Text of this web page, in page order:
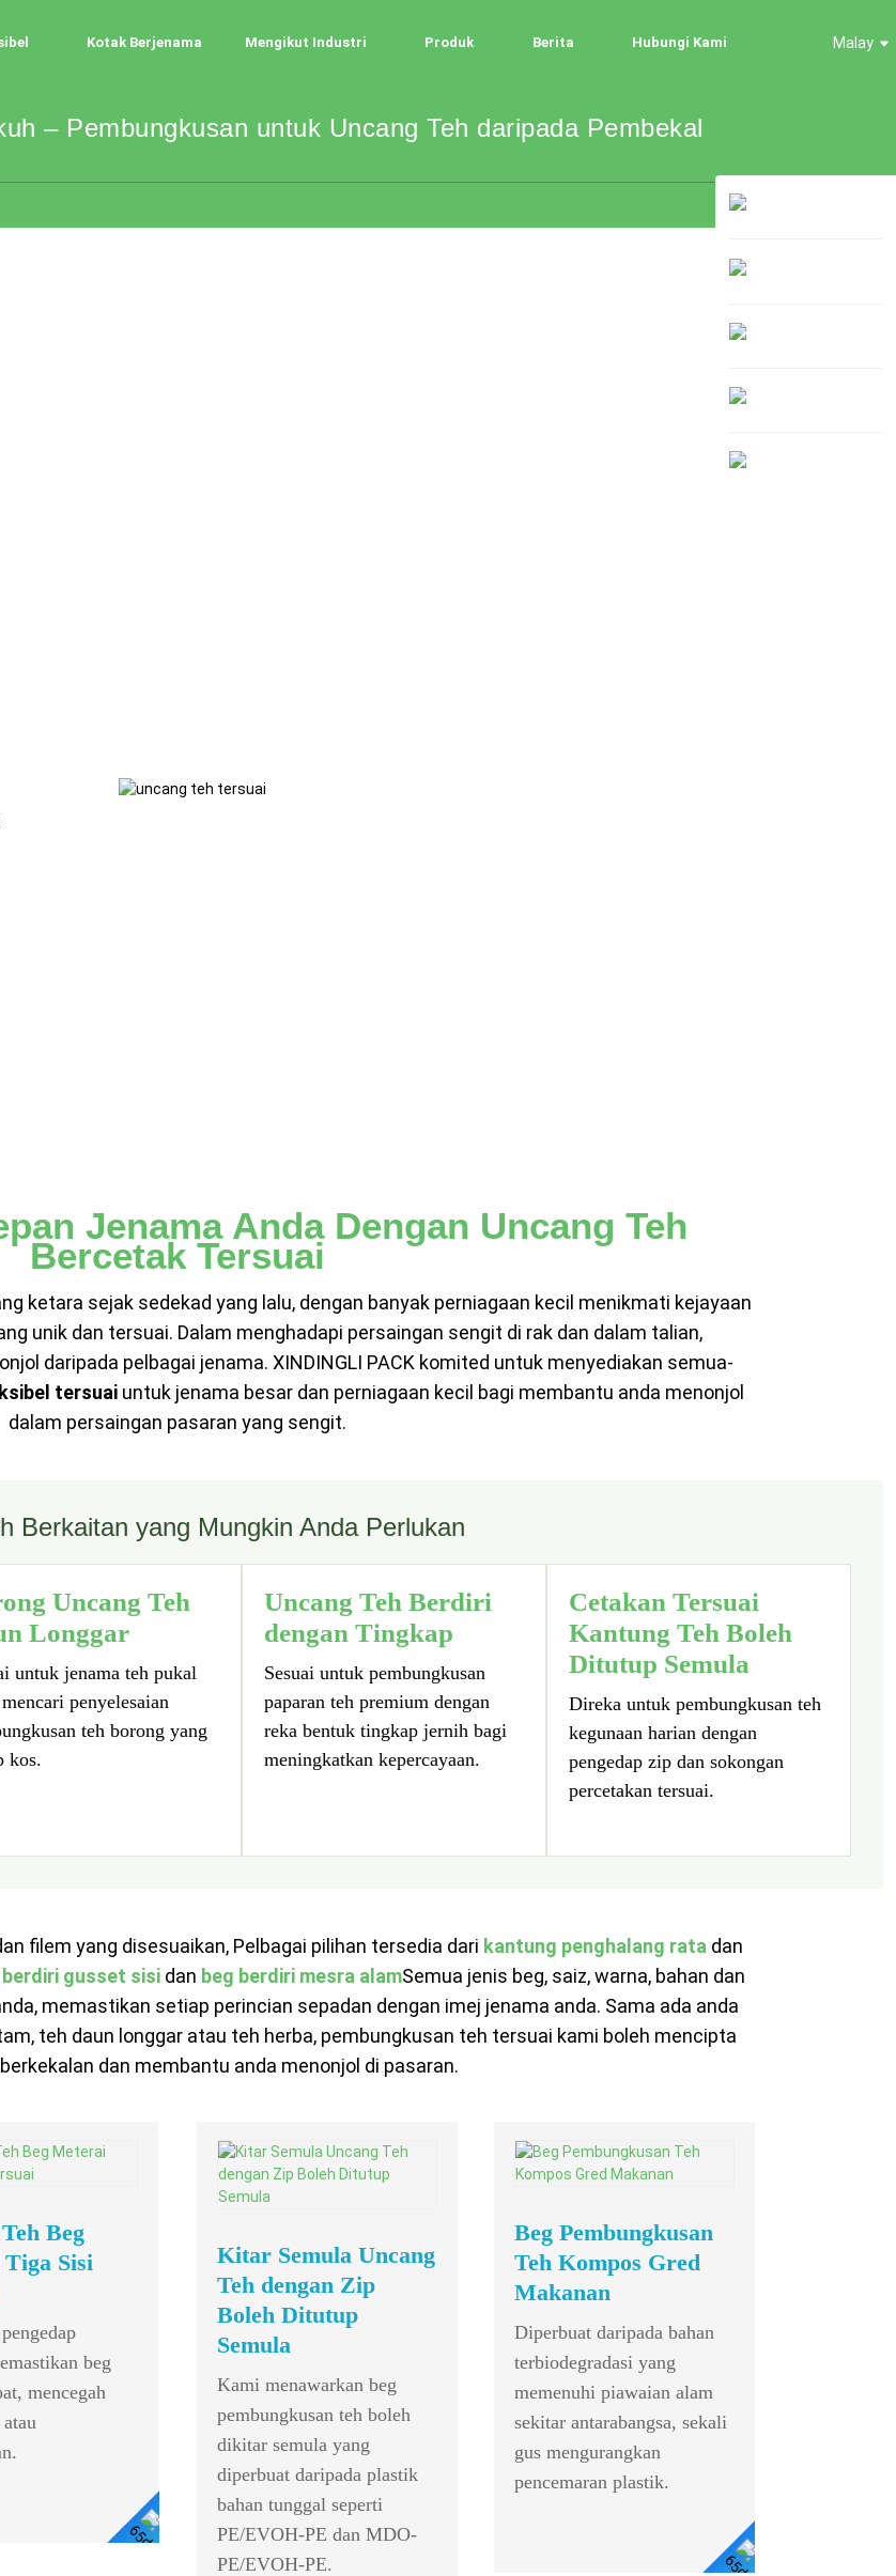
Kotak Berjenama Mengikut Industri Produk Berita Hubungi Kami Malay
– Pembungkusan untuk Uncang Teh daripada Pembekal
Jenama Anda Dengan Uncang Teh
Bercetak Tersuai
ketara sejak sedekad yang lalu, dengan banyak perniagaan kecil menikmati kejayaan
unik dan tersuai. Dalam menghadapi persaingan sengit di rak dan dalam talian,
daripada pelbagai jenama. XINDINGLI PACK komited untuk menyediakan semua-
tersuaiuntuk jenama besar dan perniagaan kecil bagi membantu anda menonjol
dalam persaingan pasaran yang sengit.
Berkaitan yang Mungkin Anda Perlukan
Uncang Teh
Longgar
untuk jenama teh pukal
penyelesaian
teh borong yang
kos.
Uncang Teh Berdiri
dengan Tingkap
Sesuai untuk pembungkusan
paparan teh premium dengan
reka bentuk tingkap jernih bagi
meningkatkan kepercayaan.
Cetakan Tersuai
Kantung Teh Boleh
Ditutup Semula
Direka untuk pembungkusan teh
kegunaan harian dengan
pengedap zip dan sokongan
percetakan tersuai.
filem yang disesuaikan, Pelbagai pilihan tersedia dari kantung penghalang rata dan
gusset sisi dan beg berdiri mesra alamSemua jenis beg, saiz, warna, bahan dan
memastikan setiap perincian sepadan dengan imej jenama anda. Sama ada anda
teh daun longgar atau teh herba, pembungkusan teh tersuai kami boleh mencipta
dan membantu anda menonjol di pasaran.
Beg
Sisi
beg
mencegah
Kitar Semula Uncang
Teh dengan Zip
Boleh Ditutup
Semula
Kami menawarkan beg
pembungkusan teh boleh
dikitar semula yang
diperbuat daripada plastik
bahan tunggal seperti
PE/EVOH-PE dan MDO-
PE/EVOH-PE.
Beg Pembungkusan
Teh Kompos Gred
Makanan
Diperbuat daripada bahan
terbiodegradasi yang
memenuhi piawaian alam
sekitar antarabangsa, sekali
gus mengurangkan
pencemaran plastik.